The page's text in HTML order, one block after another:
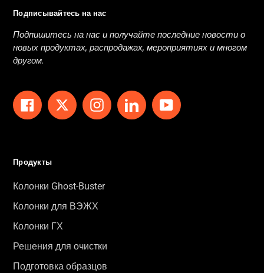
Подписывайтесь на нас
Подпишитесь на нас и получайте последние новости о
новых продуктах, распродажах, мероприятиях и многом
другом.
Facebook Twitter InstagramLinkedInYouTube
Продукты
Колонки Ghost-Buster
Колонки для ВЭЖХ
Колонки ГХ
Решения для очистки
Подготовка образцов